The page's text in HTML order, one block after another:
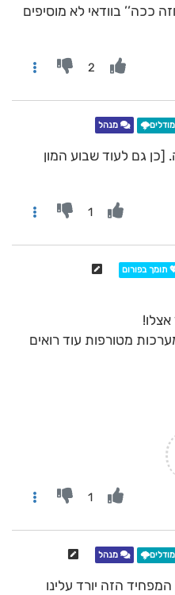
ככה’’ בוודאי לא מוסיפים
2
מנהל
גם לעוד שבוע המון
1
תומך בפורום
מטורפות עוד רואים
1
מנהל
הזה יורד עלינו